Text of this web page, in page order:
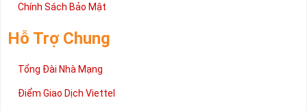
Chính Sách Bảo Mật
Hỗ Trợ Chung
Tổng Đài Nhà Mạng
Điểm Giao Dịch Viettel